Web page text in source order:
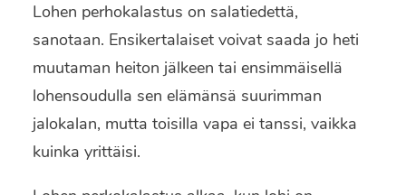
Lohen perhokalastus on salatiedettä,
sanotaan. Ensikertalaiset voivat saada jo heti
muutaman heiton jälkeen tai ensimmäisellä
lohensoudulla sen elämänsä suurimman
jalokalan, mutta toisilla vapa ei tanssi, vaikka
kuinka yrittäisi.